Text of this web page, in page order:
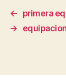
←
primera
→